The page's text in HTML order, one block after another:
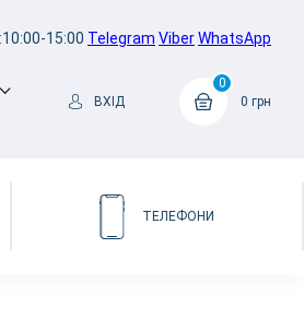
15:00 Telegram ViberWhatsApp
ВХІД
0
0 грн
ТЕЛЕФОНИ